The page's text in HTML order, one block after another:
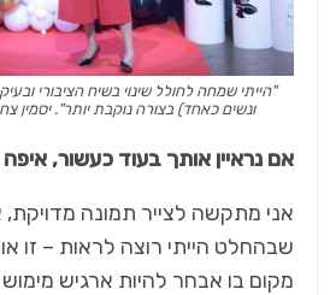
"הייתי שמחה לחולל שינוי בשיח הציבורי
ונשים כאחד) בצורה נוקבת יותר". יסמין
אם נראיין אותך בעוד כעשור,
אני מתקשה לצייר תמונה
שבהחלט הייתי רוצה לראות – זו
מקום בו אבחר להיות ארגיש מימוש